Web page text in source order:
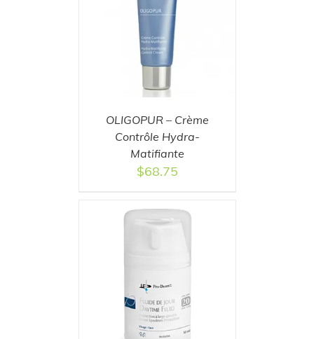
OLIGOPUR – Crème
Contrôle Hydra-
Matifiante
$68.75